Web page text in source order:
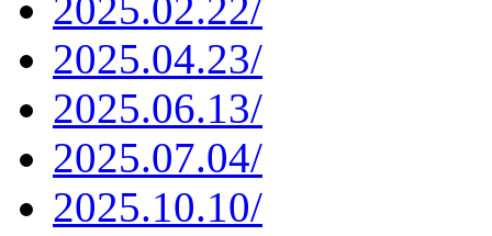
2025.04.23/
2025.06.13/
2025.07.04/
2025.10.10/